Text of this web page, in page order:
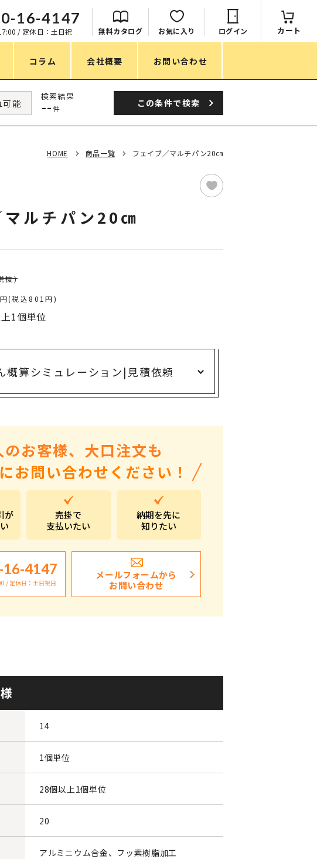
16-4147
/ 定休日：土日祝 無料カタログ お気に入り ログイン カート
コラム 会社概要 お問い合わせ
円
目的・シーン
kanakono
展示会・イベント特集
安全大会ノベルティ・記念品特集
粗品・営業配布
入学・卒業記念品
オープン・開業・開院
ポストイン
ばらまき、ショップイベント向け粗品・ノベ
ルティ
可能
検索結果
-- 件 この条件で検索
HOME 商品一覧 フェイブ／マルチパン20㎝
マルチパン20㎝
抜)
円(税込801円)
1個単位
概算シミュレーション| 見積依頼
のお客様、大口注文も
お問い合わせください！
が
売掛で
支払いたい
納期を先に
知りたい
4147
/ 定休日：土日祝日
メールフォームから
お問い合わせ
14
1個単位
28個以上1個単位
20
アルミニウム合金、フッ素樹脂加工